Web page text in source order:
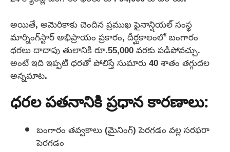
అయితే, అమెరికాకు చెందిన ప్రముఖ ఫైనాన్షియల్ సంస్థ
మార్నింగ్‌స్టార్ అభిప్రాయం ప్రకారం, దీర్ఘకాలంలో బంగారం
ధరలు దాదాపు తులానికి రూ.55,000 వరకు పడిపోవచ్చు.
అంటే ఇది ఇప్పటి ధరతో పోలిస్తే సుమారు 40 శాతం తగ్గుదల
అన్నమాట.
ధరల పతనానికి ప్రధాన కారణాలు:
బంగారం తవ్వకాలు (మైనింగ్) పెరగడం వల్ల సరఫరా
పెరగడం